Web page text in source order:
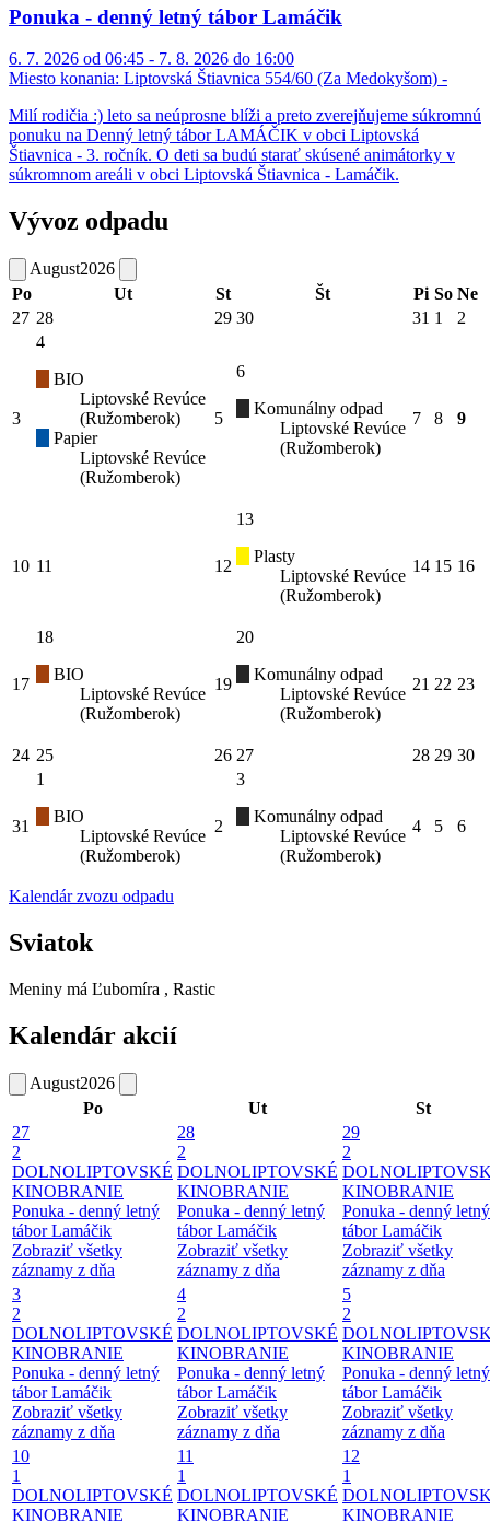
Ponuka - denný letný tábor Lamáčik
6. 7. 2026 od 06:45 - 7. 8. 2026 do 16:00
Miesto konania: Liptovská Štiavnica 554/60 (Za Medokyšom) -
Milí rodičia :) leto sa neúprosne blíži a preto zverejňujeme súkromnú
ponuku na Denný letný tábor LAMÁČIK v obci Liptovská
Štiavnica - 3. ročník. O deti sa budú starať skúsené animátorky v
súkromnom areáli v obci Liptovská Štiavnica - Lamáčik.
Vývoz odpadu
August2026
Po
Ut St Št Pi So Ne
27 28 29 30 31 1 2
3
4
BIO
Liptovské Revúce
(Ružomberok)
Papier
Liptovské Revúce
(Ružomberok)
5
6
Komunálny odpad
Liptovské Revúce
(Ružomberok)
7 8 9
10 11 12
13
Plasty
Liptovské Revúce
(Ružomberok)
14 15 16
17
18
BIO
Liptovské Revúce
(Ružomberok)
19
20
Komunálny odpad
Liptovské Revúce
(Ružomberok)
21 22 23
24 25 26 27 28 29 30
31
1
BIO
Liptovské Revúce
(Ružomberok)
2
3
Komunálny odpad
Liptovské Revúce
(Ružomberok)
4 5 6
Kalendár zvozu odpadu
Sviatok
Meniny má Ľubomíra , Rastic
Kalendár akcií
August2026
Po
Ut
St
27
2
DOLNOLIPTOVSKÉ
KINOBRANIE
Ponuka - denný letný
tábor Lamáčik
Zobraziť všetky
záznamy z dňa
28
2
DOLNOLIPTOVSKÉ
KINOBRANIE
Ponuka - denný letný
tábor Lamáčik
Zobraziť všetky
záznamy z dňa
29
2
KINOBRANIE
Ponuka - denný letný
tábor Lamáčik
Zobraziť všetky
záznamy z dňa
3
2
DOLNOLIPTOVSKÉ
KINOBRANIE
Ponuka - denný letný
tábor Lamáčik
Zobraziť všetky
záznamy z dňa
4
2
DOLNOLIPTOVSKÉ
KINOBRANIE
Ponuka - denný letný
tábor Lamáčik
Zobraziť všetky
záznamy z dňa
5
2
KINOBRANIE
Ponuka - denný letný
tábor Lamáčik
Zobraziť všetky
záznamy z dňa
10
1
DOLNOLIPTOVSKÉ
KINOBRANIE
11
1
DOLNOLIPTOVSKÉ
KINOBRANIE
12
1
KINOBRANIE